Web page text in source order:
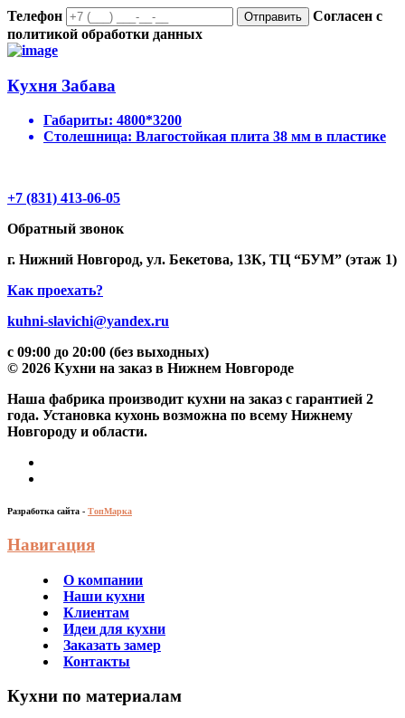
Телефон Отправить
Согласен с
политикой обработки данных
Кухня Забава
Габариты: 4800*3200
Столешница: Влагостойкая плита 38 мм в пластике
+7 (831) 413-06-05
Обратный звонок
г. Нижний Новгород, ул. Бекетова, 13К, ТЦ “БУМ” (этаж 1)
Как проехать?
kuhni-slavichi@yandex.ru
с 09:00 до 20:00 (без выходных)
© 2026 Кухни на заказ в Нижнем Новгороде
Наша фабрика производит кухни на заказ c гарантией 2
года. Установка кухонь возможна по всему Нижнему
Новгороду и области.
Разработка сайта - ТопМарка
Навигация
О компании
Наши кухни
Клиентам
Идеи для кухни
Заказать замер
Контакты
Кухни по материалам